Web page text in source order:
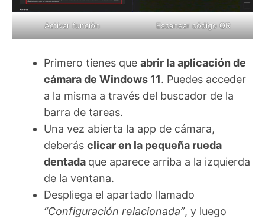
Activar función Escanear código QR
Primero tienes que abrir la aplicación de
cámara de Windows 11. Puedes acceder
a la misma a través del buscador de la
barra de tareas.
Una vez abierta la app de cámara,
deberás clicar en la pequeña rueda
dentada que aparece arriba a la izquierda
de la ventana.
Despliega el apartado llamado
“Configuración relacionada”, y luego